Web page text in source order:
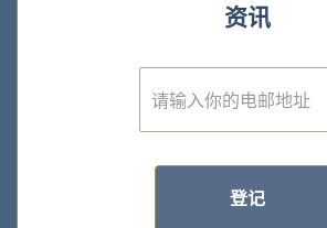
资讯
E
m
登记